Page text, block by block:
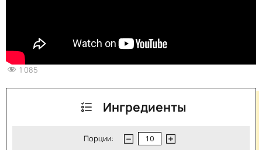
1 085
Ингредиенты
Порции: